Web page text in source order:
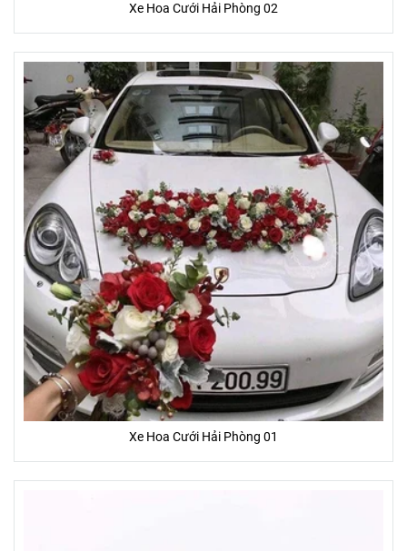
Xe Hoa Cưới Hải Phòng 02
Xe Hoa Cưới Hải Phòng 01